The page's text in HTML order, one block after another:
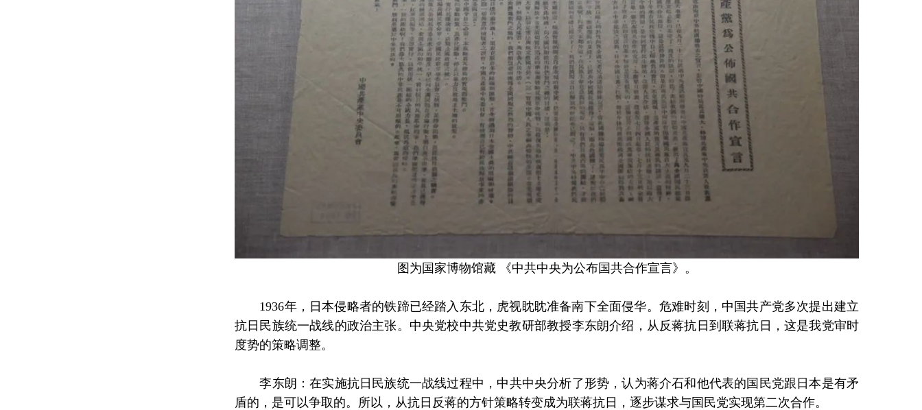
图为国家博物馆藏 《中共中央为公布国共合作宣言》。
1936年，日本侵略者的铁蹄已经踏入东北，虎视眈眈准备南下全面侵华。危难时刻，中国共产党多次提出建立
抗日民族统一战线的政治主张。中央党校中共党史教研部教授李东朗介绍，从反蒋抗日到联蒋抗日，这是我党审时
度势的策略调整。
李东朗：在实施抗日民族统一战线过程中，中共中央分析了形势，认为蒋介石和他代表的国民党跟日本是有矛
盾的，是可以争取的。所以，从抗日反蒋的方针策略转变成为联蒋抗日，逐步谋求与国民党实现第二次合作。